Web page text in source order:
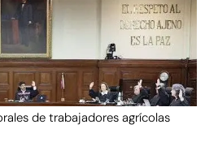
de trabajadores agrícolas